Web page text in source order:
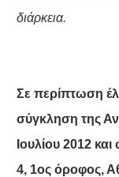
διάρκεια.
Σε περίπτωση
σύγκληση της
Ιουλίου 2012
4, 1ος όροφος,